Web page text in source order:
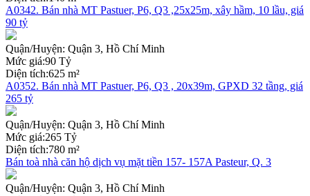
A0342. Bán nhà MT Pastuer, P6, Q3 ,25x25m, xây hầm, 10 lầu, giá
90 tỷ
Quận/Huyện: Quận 3, Hồ Chí Minh
Mức giá:90 Tỷ
Diện tích:625 m²
A0352. Bán nhà MT Pastuer, P6, Q3 , 20x39m, GPXD 32 tầng, giá
265 tỷ
Quận/Huyện: Quận 3, Hồ Chí Minh
Mức giá:265 Tỷ
Diện tích:780 m²
Bán toà nhà căn hộ dịch vụ mặt tiền 157- 157A Pasteur, Q. 3
Quận/Huyện: Quận 3, Hồ Chí Minh